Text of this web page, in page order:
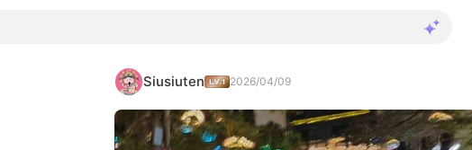
Siusiuten 2026/04/09